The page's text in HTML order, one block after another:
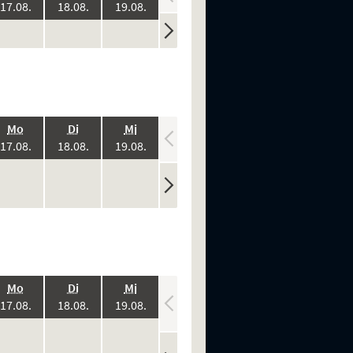
17.08.2026:18.08.2026:
Vorstellungen
19.08.2026:
Vorstellungen
20.08.
keine
Vorstellungen
Mo
17.08. 2026:
Di.,
18.08. 2026:
Mi.,
19.08. 2026:
Vorstellungen
20.08.
Vorstellungen
Mo
17.08.2026:
Di.,
18.08.2026:
Mi.,
19.08.2026:20.08.
keine